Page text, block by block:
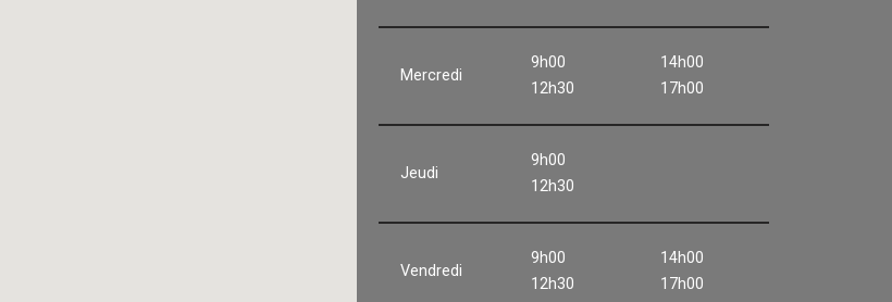
Mercredi
9h00
12h30
14h00
17h00
Jeudi
9h00
12h30
Vendredi
9h00
12h30
14h00
17h00